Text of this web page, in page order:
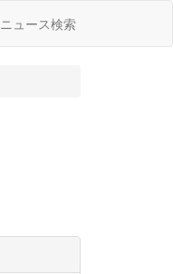
ニュース検索